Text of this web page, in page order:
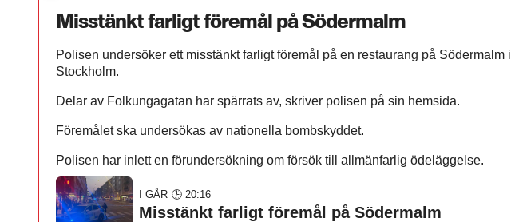
Misstänkt farligt föremål på Södermalm
Polisen undersöker ett misstänkt farligt föremål på en restaurang på Södermalm i
Stockholm.
Delar av Folkungagatan har spärrats av, skriver polisen på sin hemsida.
Föremålet ska undersökas av nationella bombskyddet.
Polisen har inlett en förundersökning om försök till allmänfarlig ödeläggelse.
I GÅR 🕒 20:16
Misstänkt farligt föremål på Södermalm